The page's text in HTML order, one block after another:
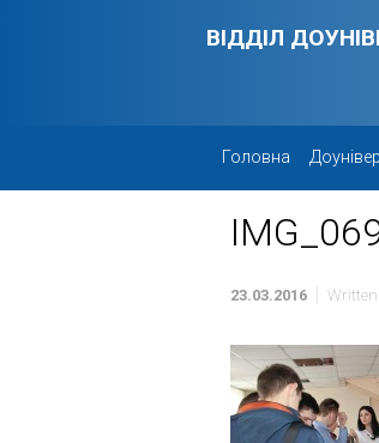
ВІДДІЛ
Головна
23.03.2016